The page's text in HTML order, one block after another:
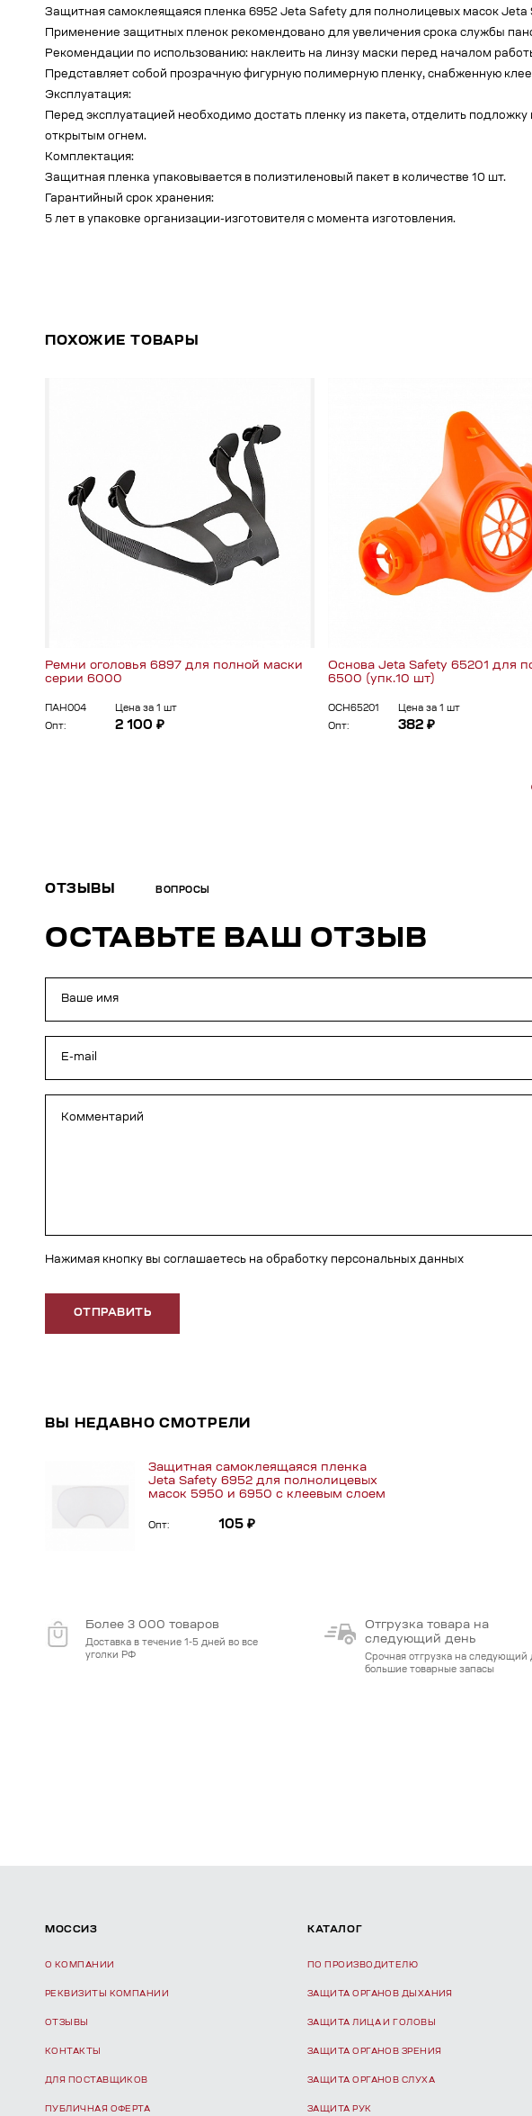
Защитная самоклеящаяся пленка 6952 Jeta Safety для полнолицевых масок
Применение защитных пленок рекомендовано для увеличения срока службы
Рекомендации по использованию: наклеить на линзу маски перед началом
Представляет собой прозрачную фигурную полимерную пленку, снабженную
Эксплуатация:
Перед эксплуатацией необходимо достать пленку из пакета, отделить
открытым огнем.
Комплектация:
Защитная пленка упаковывается в полиэтиленовый пакет в количестве 10 шт.
Гарантийный срок хранения:
5 лет в упаковке организации-изготовителя с момента изготовления.
ПОХОЖИЕ ТОВАРЫ
Ремни оголовья 6897 для полной маски
серии 6000
ПАН004
Цена за 1 шт
Опт:
2 100 ₽
Основа Jeta Safety 65201 для
6500 (упк.10 шт)
ОСН65201
Цена за 1 шт
Опт:
382 ₽
ОТЗЫВЫ ВОПРОСЫ
ОСТАВЬТЕ ВАШ ОТЗЫВ
Нажимая кнопку вы соглашаетесь на обработку персональных данных
ОТПРАВИТЬ
ВЫ НЕДАВНО СМОТРЕЛИ
Защитная самоклеящаяся пленка
Jeta Safety 6952 для полнолицевых
масок 5950 и 6950 с клеевым слоем
Опт: 105 ₽
Более 3 000 товаров
Доставка в течение 1-5 дней во все
уголки РФ
Отгрузка товара на
следующий день
Срочная отгрузка на следующий
большие товарные запасы
МОССИЗ
О КОМПАНИИ
РЕКВИЗИТЫ КОМПАНИИ
ОТЗЫВЫ
КОНТАКТЫ
ДЛЯ ПОСТАВЩИКОВ
ПУБЛИЧНАЯ ОФЕРТА
КАТАЛОГ
ПО ПРОИЗВОДИТЕЛЮ
ЗАЩИТА ОРГАНОВ ДЫХАНИЯ
ЗАЩИТА ЛИЦА И ГОЛОВЫ
ЗАЩИТА ОРГАНОВ ЗРЕНИЯ
ЗАЩИТА ОРГАНОВ СЛУХА
ЗАЩИТА РУК